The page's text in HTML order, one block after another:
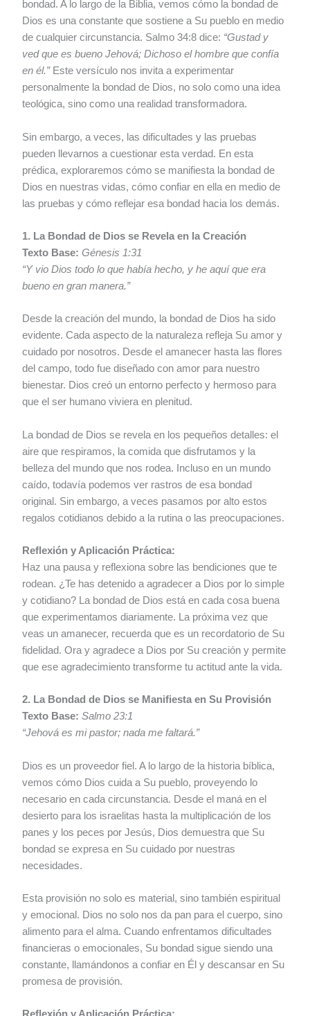
bondad. A lo largo de la Biblia, vemos cómo la bondad de
Dios es una constante que sostiene a Su pueblo en medio
de cualquier circunstancia. Salmo 34:8 dice: “Gustad y
ved que es bueno Jehová; Dichoso el hombre que confía
en él.”Este versículo nos invita a experimentar
personalmente la bondad de Dios, no solo como una idea
teológica, sino como una realidad transformadora.
Sin embargo, a veces, las dificultades y las pruebas
pueden llevarnos a cuestionar esta verdad. En esta
prédica, exploraremos cómo se manifiesta la bondad de
Dios en nuestras vidas, cómo confiar en ella en medio de
las pruebas y cómo reflejar esa bondad hacia los demás.
1. La Bondad de Dios se Revela en la Creación
Texto Base: Génesis 1:31
“Y vio Dios todo lo que había hecho, y he aquí que era
bueno en gran manera.”
Desde la creación del mundo, la bondad de Dios ha sido
evidente. Cada aspecto de la naturaleza refleja Su amor y
cuidado por nosotros. Desde el amanecer hasta las flores
del campo, todo fue diseñado con amor para nuestro
bienestar. Dios creó un entorno perfecto y hermoso para
que el ser humano viviera en plenitud.
La bondad de Dios se revela en los pequeños detalles: el
aire que respiramos, la comida que disfrutamos y la
belleza del mundo que nos rodea. Incluso en un mundo
caído, todavía podemos ver rastros de esa bondad
original. Sin embargo, a veces pasamos por alto estos
regalos cotidianos debido a la rutina o las preocupaciones.
Reflexión y Aplicación Práctica:
Haz una pausa y reflexiona sobre las bendiciones que te
rodean. ¿Te has detenido a agradecer a Dios por lo simple
y cotidiano? La bondad de Dios está en cada cosa buena
que experimentamos diariamente. La próxima vez que
veas un amanecer, recuerda que es un recordatorio de Su
fidelidad. Ora y agradece a Dios por Su creación y permite
que ese agradecimiento transforme tu actitud ante la vida.
2. La Bondad de Dios se Manifiesta en Su Provisión
Texto Base: Salmo 23:1
“Jehová es mi pastor; nada me faltará.”
Dios es un proveedor fiel. A lo largo de la historia bíblica,
vemos cómo Dios cuida a Su pueblo, proveyendo lo
necesario en cada circunstancia. Desde el maná en el
desierto para los israelitas hasta la multiplicación de los
panes y los peces por Jesús, Dios demuestra que Su
bondad se expresa en Su cuidado por nuestras
necesidades.
Esta provisión no solo es material, sino también espiritual
y emocional. Dios no solo nos da pan para el cuerpo, sino
alimento para el alma. Cuando enfrentamos dificultades
financieras o emocionales, Su bondad sigue siendo una
constante, llamándonos a confiar en Él y descansar en Su
promesa de provisión.